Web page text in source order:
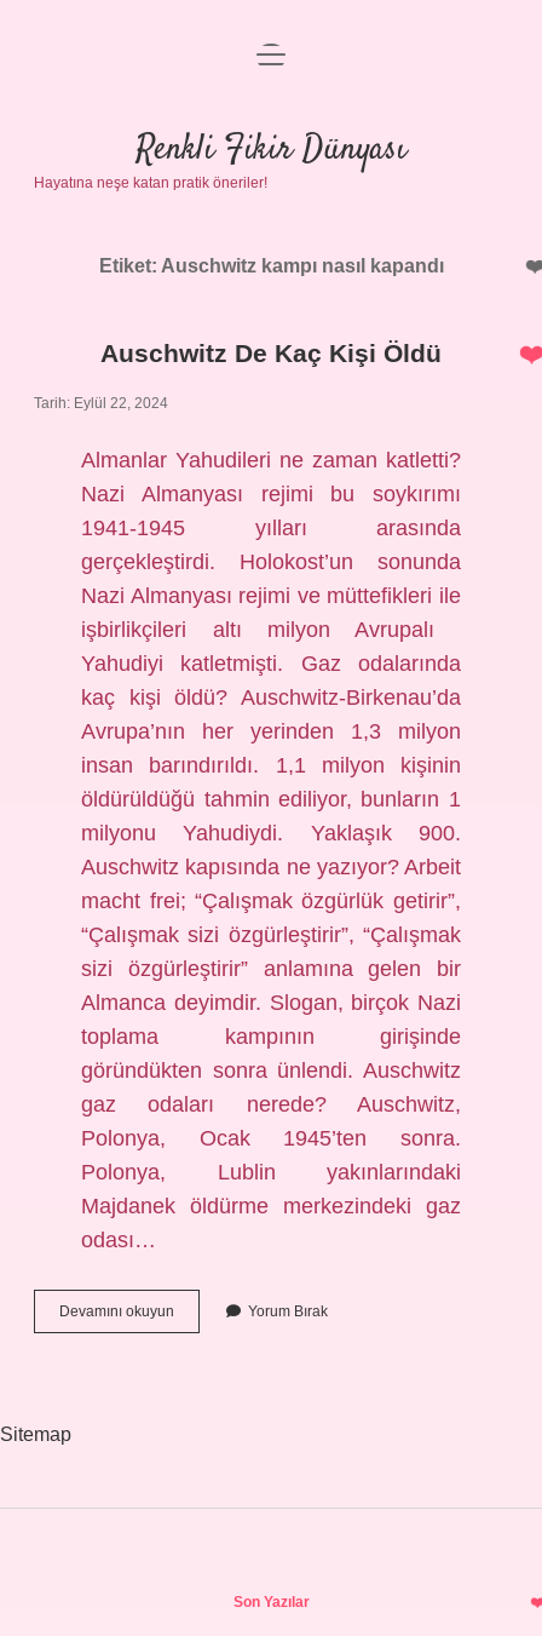
Anasayfa
Gizlilik Politikası
Yasal Uyarı
menüyü
Renkli Fikir Dünyası
Hayatına neşe katan pratik öneriler!
Etiket: Auschwitz kampı nasıl kapandı
Auschwitz De Kaç Kişi Öldü
Tarih: Eylül 22, 2024
Almanlar Yahudileri ne zaman katletti?
Nazi Almanyası rejimi bu soykırımı
1941-1945 yılları arasında
gerçekleştirdi. Holokost’un sonunda
Nazi Almanyası rejimi ve müttefikleri ile
işbirlikçileri altı milyon Avrupalı ​​
Yahudiyi katletmişti. Gaz odalarında
kaç kişi öldü? Auschwitz-Birkenau’da
Avrupa’nın her yerinden 1,3 milyon
insan barındırıldı. 1,1 milyon kişinin
öldürüldüğü tahmin ediliyor, bunların 1
milyonu Yahudiydi. Yaklaşık 900.
Auschwitz kapısında ne yazıyor? Arbeit
macht frei; “Çalışmak özgürlük getirir”,
“Çalışmak sizi özgürleştirir”, “Çalışmak
sizi özgürleştirir” anlamına gelen bir
Almanca deyimdir. Slogan, birçok Nazi
toplama kampının girişinde
göründükten sonra ünlendi. Auschwitz
gaz odaları nerede? Auschwitz,
Polonya, Ocak 1945’ten sonra.
Polonya, Lublin yakınlarındaki
Majdanek öldürme merkezindeki gaz
odası…
Devamını okuyun Auschwitz
De
Yorum Bırak
Sitemap
Son Yazılar